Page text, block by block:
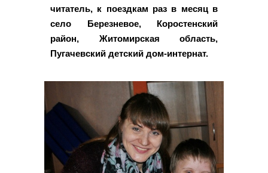
читатель, к поездкам раз в месяц в
село Березневое, Коростенский
район, Житомирская область,
Пугачевский детский дом-интернат.